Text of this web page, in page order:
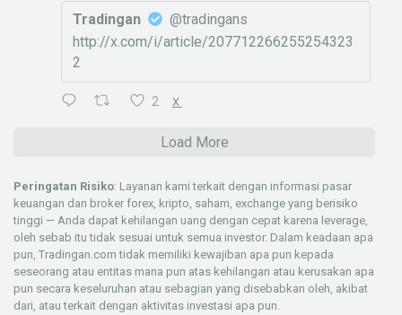
Tradingan
@tradingans
http://x.com/i/article/207712266255254323
2
2 X
Load More
Peringatan Risiko: Layanan kami terkait dengan informasi pasar
keuangan dan broker forex, kripto, saham, exchange yang berisiko
tinggi — Anda dapat kehilangan uang dengan cepat karena leverage,
oleh sebab itu tidak sesuai untuk semua investor. Dalam keadaan apa
pun, Tradingan.com tidak memiliki kewajiban apa pun kepada
seseorang atau entitas mana pun atas kehilangan atau kerusakan apa
pun secara keseluruhan atau sebagian yang disebabkan oleh, akibat
dari, atau terkait dengan aktivitas investasi apa pun.